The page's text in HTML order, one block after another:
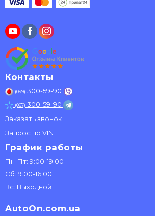
Контакты
(099) 300-59-90
(067) 300-59-90
Заказать звонок
Запрос по VIN
График работы
Пн-Пт: 9:00-19:00
Сб: 9:00-16:00
Вс: Выходной
AutoOn.com.ua